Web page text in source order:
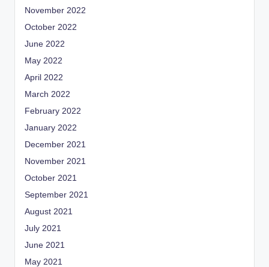
November 2022
October 2022
June 2022
May 2022
April 2022
March 2022
February 2022
January 2022
December 2021
November 2021
October 2021
September 2021
August 2021
July 2021
June 2021
May 2021